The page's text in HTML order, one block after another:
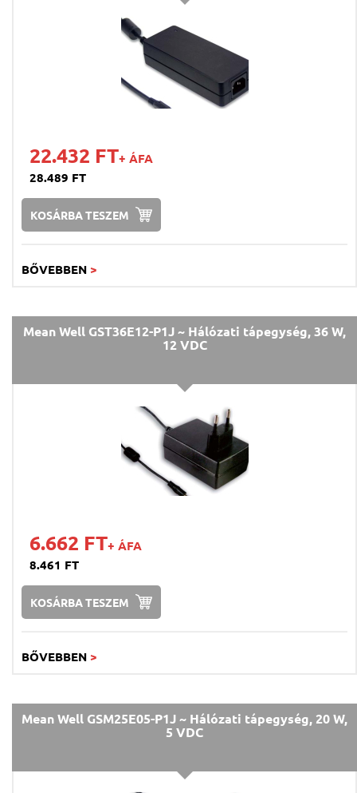
22.432 FT+ ÁFA
28.489 FT
KOSÁRBA TESZEM
BŐVEBBEN >
Mean Well GST36E12-P1J ~ Hálózati tápegység, 36 W,
12 VDC
6.662 FT+ ÁFA
8.461 FT
KOSÁRBA TESZEM
BŐVEBBEN >
Mean Well GSM25E05-P1J ~ Hálózati tápegység, 20 W,
5 VDC